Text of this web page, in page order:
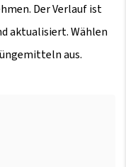
Der Verlauf ist
aktualisiert. Wählen
aus.